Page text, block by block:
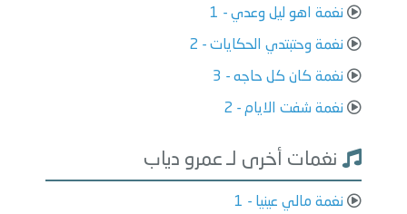
نغمة اهو ليل وعدي - 1
نغمة وحتبتدي الحكايات - 2
نغمة كان كل حاجه - 3
نغمة شفت الايام - 2
نغمات أخرى لـ عمرو دياب
نغمة مالي عينيا - 1